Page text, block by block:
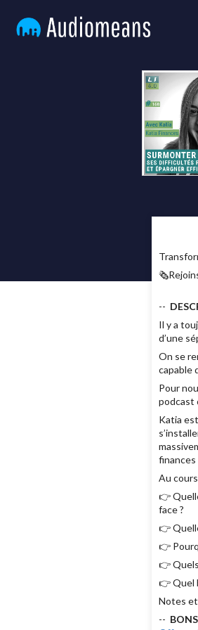
--
Il y a
d’une
On se
capable
Pour
podcast
Katia
finances
Au
👉
face ?
👉
👉
👉
👉 Quel
Notes
--